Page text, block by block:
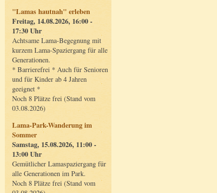
"Lamas hautnah" erleben
Freitag, 14.08.2026, 16:00 -
17:30 Uhr
Achtsame Lama-Begegnung mit
kurzem Lama-Spaziergang für alle
Generationen.
* Barrierefrei * Auch für Senioren
und für Kinder ab 4 Jahren
geeignet *
Noch 8 Plätze frei (Stand vom
03.08.2026)
Lama-Park-Wanderung im
Sommer
Samstag, 15.08.2026, 11:00 -
13:00 Uhr
Gemütlicher Lamaspaziergang für
alle Generationen im Park.
Noch 8 Plätze frei (Stand vom